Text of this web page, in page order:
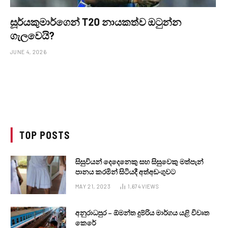
සූර්යකුමාර්ගෙන් T20 නායකත්ව ඔටුන්න
ගැලවෙයි?
JUNE 4, 2026
TOP POSTS
සිසුවියන් දෙදෙනෙකු සහ සිසුවෙකු මත්පැන්
පානය කරමින් සිටියදී අත්අඩංගුවට
MAY 21, 2023 1,674VIEWS
අනුරාධපුර – ඕමන්ත දුම්රිය මාර්ගය යළි විවෘත
කෙරේ